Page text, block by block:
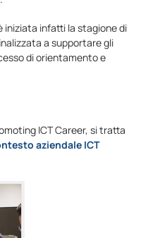
iniziata infatti la stagione di
a supportare gli
di orientamento e
ICT Career, si tratta
aziendale ICT